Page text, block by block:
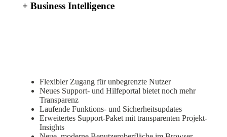
+ Business Intelligence
Flexibler Zugang für unbegrenzte Nutzer
Neues Support- und Hilfeportal bietet noch mehr
Transparenz
Laufende Funktions- und Sicherheitsupdates
Erweitertes Support-Paket mit transparenten Projekt-
Insights